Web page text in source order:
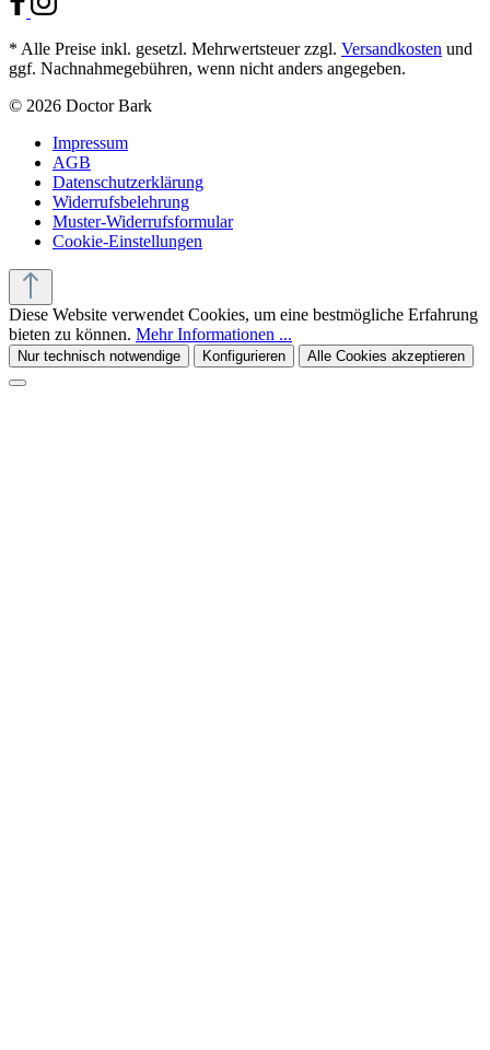
* Alle Preise inkl. gesetzl. Mehrwertsteuer zzgl. Versandkosten und
ggf. Nachnahmegebühren, wenn nicht anders angegeben.
© 2026 Doctor Bark
Impressum
AGB
Datenschutzerklärung
Widerrufsbelehrung
Muster-Widerrufsformular
Cookie-Einstellungen
Diese Website verwendet Cookies, um eine bestmögliche Erfahrung
bieten zu können. Mehr Informationen ...
Nur technisch notwendige Konfigurieren Alle Cookies akzeptieren